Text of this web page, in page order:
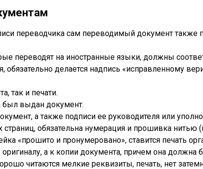
переводчика сам переводимый документ также
переводят на иностранные языки, должны
обязательно делается надпись «исправленному
так и печати.
был выдан документ.
а также подписи ее руководителя или
обязательна нумерация и прошивка
«прошито и пронумеровано», ставится печать
а к копии документа, причем она должна
читаются мелкие реквизиты, печать, нет